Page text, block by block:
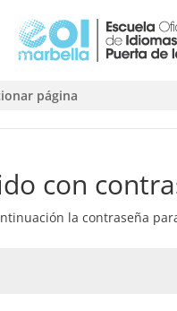
página
con
la contraseña